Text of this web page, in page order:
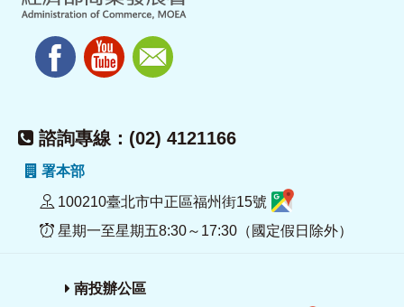
諮詢專線：(02) 4121166
署本部
100210臺北市中正區福州街15號
星期一至星期五8:30～17:30（國定假日除外）
南投辦公區